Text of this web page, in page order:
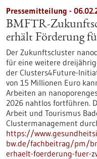
Pressemitteilung -
BMFTR-
erhält Förderung
Der Zukunftscluster
für eine weitere
der Clusters4Future-
von 15 Millionen Euro
Arbeiten an
2026 nahtlos fortführen.
Arbeit und Tourismus
Clustermanagement
https://
bw.de/fachbeitrag/pm/
erhaelt-foerderung-fuer-